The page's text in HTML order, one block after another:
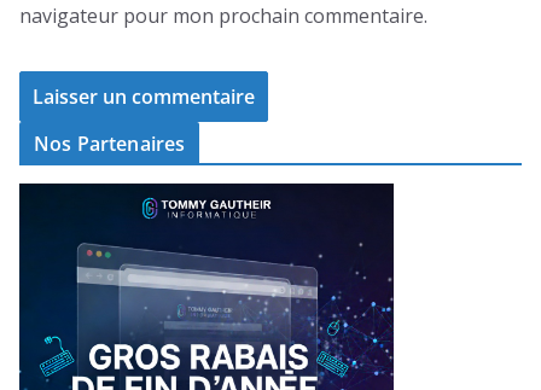
navigateur pour mon prochain commentaire.
Nos Partenaires